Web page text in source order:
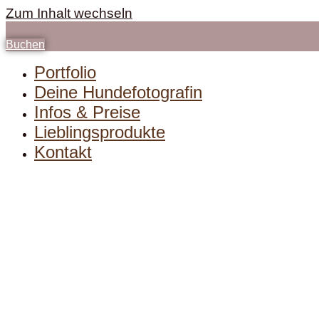
Zum Inhalt wechseln
Buchen
Portfolio
Deine Hundefotografin
Infos & Preise
Lieblingsprodukte
Kontakt